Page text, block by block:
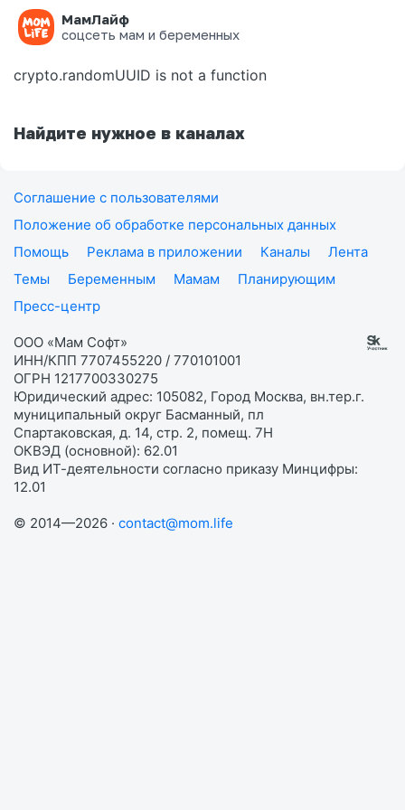
МамЛайф
соцсеть мам и беременных
Ошибка на странице
crypto.randomUUID is not a function
Найдите нужное в каналах
Соглашение с пользователями
Положение об обработке персональных данных
Помощь
Реклама в приложении Каналы
Лента
Темы
Беременным Мамам
Планирующим
Пресс-центр
ООО «Мам Софт»
ИНН/КПП 7707455220 / 770101001
ОГРН 1217700330275
Юридический адрес: 105082, Город Москва, вн.тер.г.
муниципальный округ Басманный, пл
Спартаковская, д. 14, стр. 2, помещ. 7Н
ОКВЭД (основной): 62.01
Вид ИТ-деятельности согласно приказу Минцифры:
12.01
© 2014—2026 · contact@mom.life